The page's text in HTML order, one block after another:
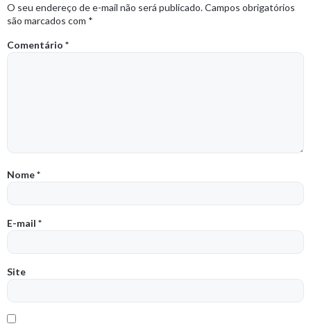
O seu endereço de e-mail não será publicado.Campos obrigatórios
são marcados com *
Comentário *
Nome*
E-mail *
Site